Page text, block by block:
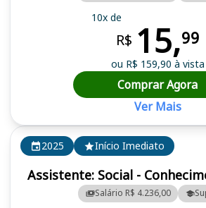
2025 Início Imediato
Assistente: Social -
Salário R$ 4.236,00
10x de
R$ 15,99
ou R$ 159,90 à vista
Comprar Agora
Ver Mais